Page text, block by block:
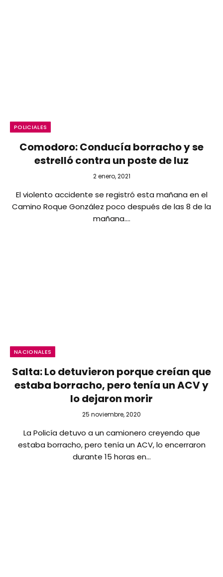
POLICIALES
Comodoro: Conducía borracho y se
estrelló contra un poste de luz
2 enero, 2021
El violento accidente se registró esta mañana en el
Camino Roque González poco después de las 8 de la
mañana.…
NACIONALES
Salta: Lo detuvieron porque creían que
estaba borracho, pero tenía un ACV y
lo dejaron morir
25 noviembre, 2020
La Policía detuvo a un camionero creyendo que
estaba borracho, pero tenía un ACV, lo encerraron
durante 15 horas en…